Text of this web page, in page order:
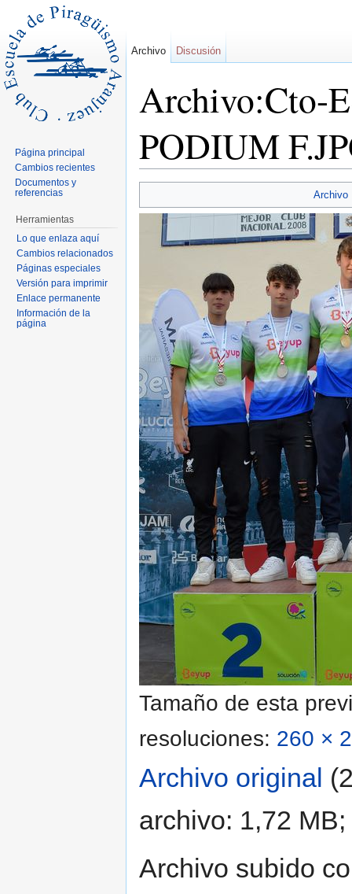
Archivo:Cto-
PODIUM
Archivo
Tamaño de esta
resoluciones: 260 ×
Archivo original
archivo: 1,72
Archivo subido
Archivo Discusión
Página principal
Cambios recientes
Documentos y
referencias
Herramientas
Lo que enlaza aquí
Cambios relacionados
Páginas especiales
Versión para imprimir
Enlace permanente
Información de la
página